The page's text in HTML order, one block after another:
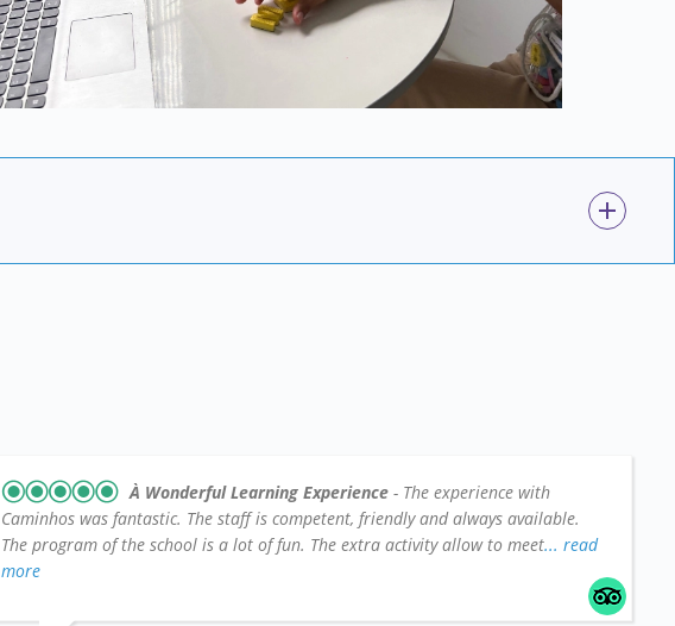
À Wonderful Learning Experience - The experience with
Caminhos was fantastic. The staff is competent, friendly and always available.
The program of the school is a lot of fun. The extra activity allow to meet... read
more